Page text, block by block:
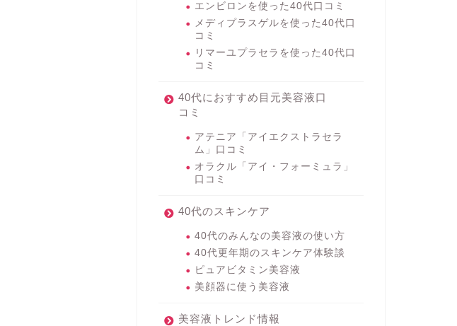
エンビロンを使った40代口コミ
メディプラスゲルを使った40代口
コミ
リマーユプラセラを使った40代口
コミ
40代におすすめ目元美容液口
コミ
アテニア「アイエクストラセラ
ム」口コミ
オラクル「アイ・フォーミュラ」
口コミ
40代のスキンケア
40代のみんなの美容液の使い方
40代更年期のスキンケア体験談
ピュアビタミン美容液
美顔器に使う美容液
美容液トレンド情報